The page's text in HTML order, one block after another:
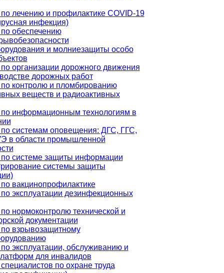
лечению и профилактике COVID-19
инфекция)
обеспечению
и молниезащиты особо
организации дорожного движения
дорожных работ
контролю и пломбированию
веществ и радиоактивных
информационным технологиям в
системам оповещения: ДГС, ГГС,
в области промышленной
системе защиты информации
системы защиты
вакцинопрофилактике
эксплуатации дезинфекционных
нормоконтролю технической и
документации
взрывозащитному
эксплуатации, обслуживанию и
для инвалидов
по охране труда